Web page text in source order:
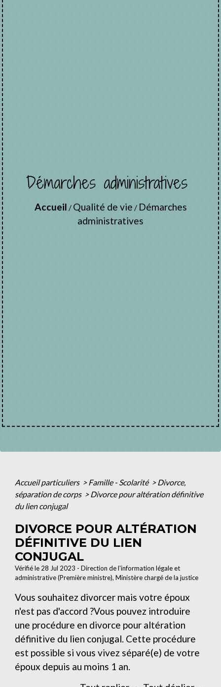
Démarches administratives
Accueil / Qualité de vie / Démarches
administratives
Accueil particuliers > Famille - Scolarité > Divorce,
séparation de corps > Divorce pour altération définitive
du lien conjugal
DIVORCE POUR ALTÉRATION
DÉFINITIVE DU LIEN
CONJUGAL
Vérifié le 28 Jul 2023 - Direction de l'information légale et
administrative (Première ministre), Ministère chargé de la justice
Vous souhaitez divorcer mais votre époux
n'est pas d'accord ?Vous pouvez introduire
une procédure en divorce pour altération
définitive du lien conjugal. Cette procédure
est possible si vous vivez séparé(e) de votre
époux depuis au moins 1 an.